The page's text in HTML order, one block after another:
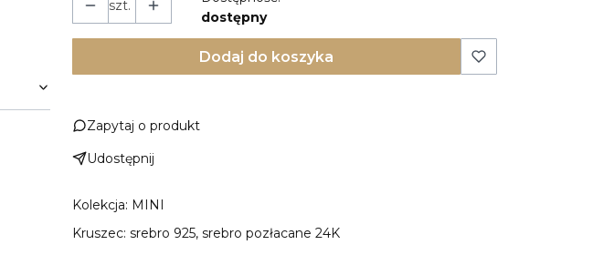
szt.
dostępny
Dodaj do koszyka
Zapytaj o produkt
Udostępnij
Kolekcja: MINI
Kruszec: srebro 925, srebro pozłacane 24K